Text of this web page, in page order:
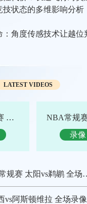
LATEST VIDEOS
摩纳哥vs马赛 全场录像回放
录像
太阳vs鹈鹕 全场录像回放
vs阿斯顿维拉 全场录像